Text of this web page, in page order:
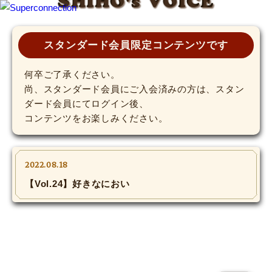
スタンダード会員限定コンテンツです
何卒ご了承ください。
尚、スタンダード会員にご入会済みの方は、スタン
ダード会員にてログイン後、
コンテンツをお楽しみください。
2022.08.18
【Vol.24】好きなにおい
INFO
SHIHO’s DIARY
STAFF DIARY
SHIHO’s VOICE
We Spy!